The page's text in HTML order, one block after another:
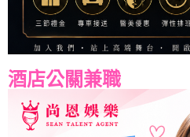
酒店公關兼職